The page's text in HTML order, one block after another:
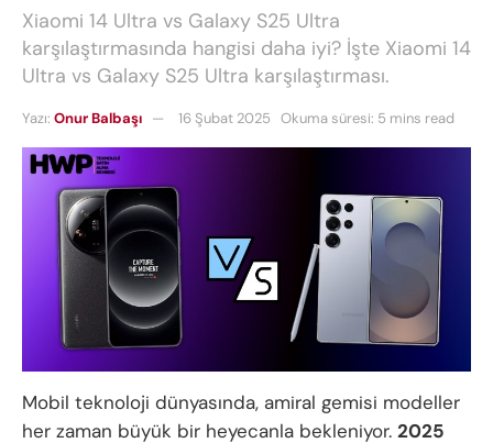
Xiaomi 14 Ultra vs Galaxy S25 Ultra
karşılaştırmasında hangisi daha iyi? İşte Xiaomi 14
Ultra vs Galaxy S25 Ultra karşılaştırması.
Yazı: Onur Balbaşı 16 Şubat 2025 Okuma süresi: 5 mins read
Mobil teknoloji dünyasında, amiral gemisi modeller
her zaman büyük bir heyecanla bekleniyor. 2025